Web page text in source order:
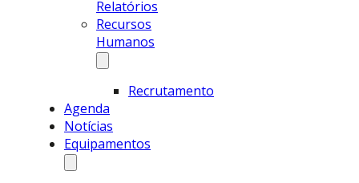
Relatórios
Recursos
Humanos
Recrutamento
Agenda
Notícias
Equipamentos